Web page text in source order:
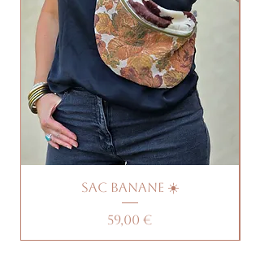
Sac banane ☀️
Prix
59,00 €